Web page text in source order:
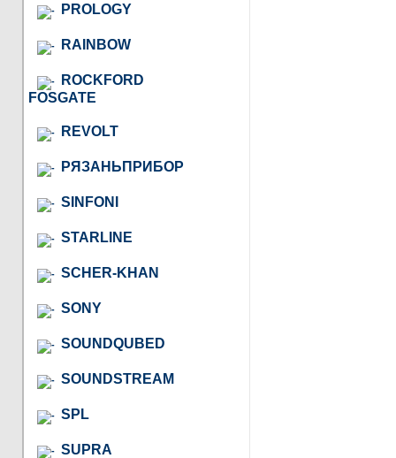
PROLOGY
RAINBOW
ROCKFORD
FOSGATE
REVOLT
РЯЗАНЬПРИБОР
SINFONI
STARLINE
SCHER-KHAN
SONY
SOUNDQUBED
SOUNDSTREAM
SPL
SUPRA